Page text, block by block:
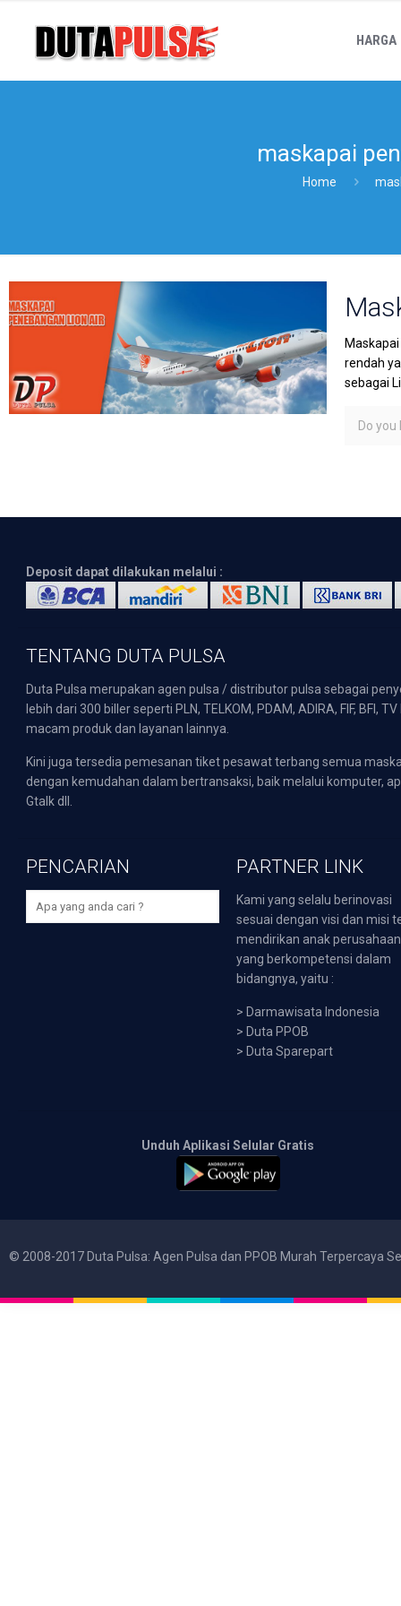
HARGA
maskapai
Home
rendah
sebagai
Do you
Deposit dapat dilakukan melalui :
TENTANG DUTA PULSA
Duta Pulsa merupakan agen pulsa / distributor pulsa sebagai
lebih dari 300 biller seperti PLN, TELKOM, PDAM, ADIRA, FIF,
macam produk dan layanan lainnya.
Kini juga tersedia pemesanan tiket pesawat terbang semua
dengan kemudahan dalam bertransaksi, baik melalui komputer,
Gtalk dll.
PENCARIAN PARTNER LINK
Kami yang selalu berinovasi
sesuai dengan visi dan misi
mendirikan anak perusahaan
yang berkompetensi dalam
bidangnya, yaitu :
> Darmawisata Indonesia
> Duta PPOB
> Duta Sparepart
Unduh Aplikasi Selular Gratis
© 2008-2017 Duta Pulsa: Agen Pulsa dan PPOB Murah Terpercaya